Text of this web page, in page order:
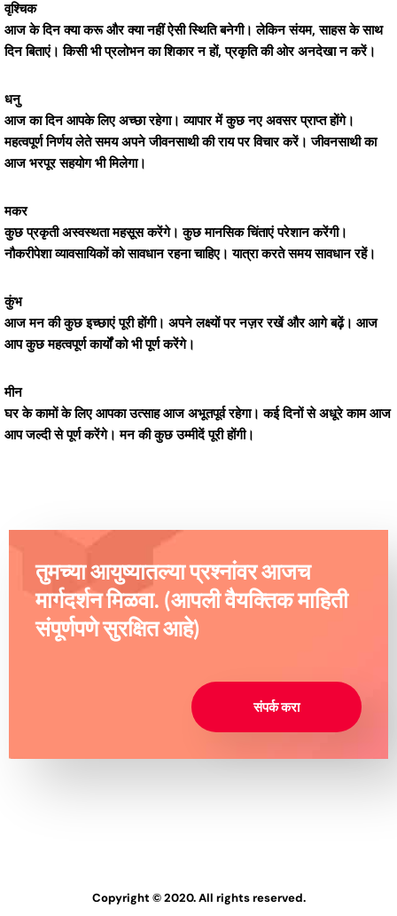
वृश्चिक
आज के दिन क्या करू और क्या नहीं ऐसी स्थिति बनेगी। लेकिन संयम, साहस के साथ
दिन बिताएं। किसी भी प्रलोभन का शिकार न हों, प्रकृति की ओर अनदेखा न करें।
धनु
आज का दिन आपके लिए अच्छा रहेगा। व्यापार में कुछ नए अवसर प्राप्त होंगे।
महत्वपूर्ण निर्णय लेते समय अपने जीवनसाथी की राय पर विचार करें। जीवनसाथी का
आज भरपूर सहयोग भी मिलेगा।
मकर
कुछ प्रकृती अस्वस्थता महसूस करेंगे। कुछ मानसिक चिंताएं परेशान करेंगी।
नौकरीपेशा व्यावसायिकों को सावधान रहना चाहिए। यात्रा करते समय सावधान रहें।
कुंभ
आज मन की कुछ इच्छाएं पूरी होंगी। अपने लक्ष्यों पर नज़र रखें और आगे बढ़ें। आज
आप कुछ महत्वपूर्ण कार्यों को भी पूर्ण करेंगे।
मीन
घर के कामों के लिए आपका उत्साह आज अभूतपूर्व रहेगा। कई दिनों से अधूरे काम आज
आप जल्दी से पूर्ण करेंगे। मन की कुछ उम्मीदें पूरी होंगी।
तुमच्या आयुष्यातल्या प्रश्नांवर आजच
मार्गदर्शन मिळवा. (आपली वैयक्तिक माहिती
संपूर्णपणे सुरक्षित आहे)
संपर्क करा
Copyright © 2020. All rights reserved.